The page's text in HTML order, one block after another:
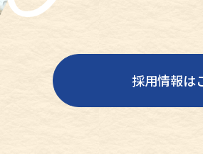
採用情報は